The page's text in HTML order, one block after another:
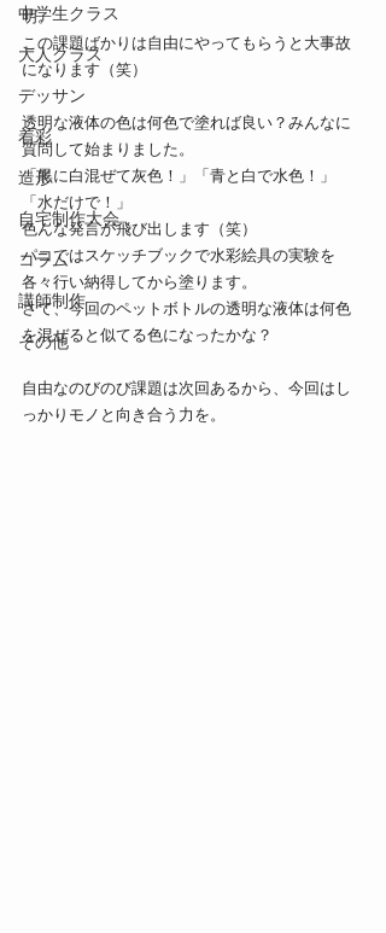
中学生クラス
大人クラス
デッサン
着彩
造形
自宅制作大会
コラム
講師制作
その他
明。
この課題ばかりは自由にやってもらうと大事故
になります（笑）
透明な液体の色は何色で塗れば良い？みんなに
質問して始まりました。
「黒に白混ぜて灰色！」「青と白で水色！」
「水だけで！」
色んな発言が飛び出します（笑）
パコではスケッチブックで水彩絵具の実験を
各々行い納得してから塗ります。
さて、今回のペットボトルの透明な液体は何色
を混ぜると似てる色になったかな？
自由なのびのび課題は次回あるから、今回はし
っかりモノと向き合う力を。